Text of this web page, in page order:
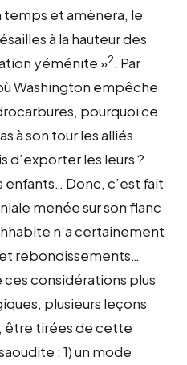
temps et amènera, le
à la hauteur des
yéménite »2. Par
Washington empêche
pourquoi ce
à son tour les alliés
d’exporter les leurs ?
enfants… Donc, c’est fait
menée sur son flanc
n’a certainement
rebondissements…
considérations plus
plusieurs leçons
être tirées de cette
: 1) un mode